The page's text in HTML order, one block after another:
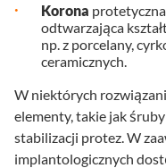
Korona
odtwarzająca
np. z porcelany,
ceramicznych.
W niektórych
elementy, takie jak
stabilizacji protez. W
implantologicznych